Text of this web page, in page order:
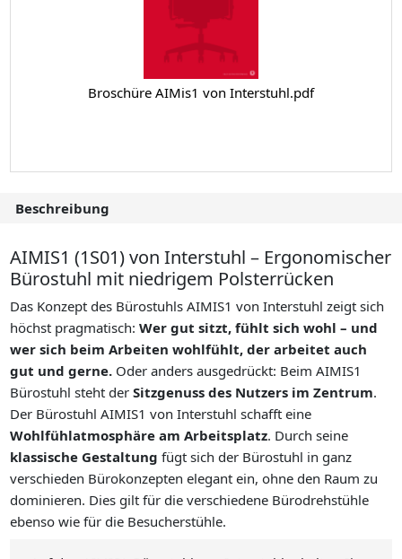
Broschüre AIMis1 von Interstuhl.pdf
Beschreibung
AIMIS1 (1S01) von Interstuhl – Ergonomischer
Bürostuhl mit niedrigem Polsterrücken
Das Konzept des Bürostuhls AIMIS1 von Interstuhl zeigt sich
höchst pragmatisch:Wer gut sitzt, fühlt sich wohl – und
wer sich beim Arbeiten wohlfühlt, der arbeitet auch
gut und gerne. Oder anders ausgedrückt: Beim AIMIS1
Bürostuhl steht derSitzgenuss des Nutzers im Zentrum.
Der Bürostuhl AIMIS1 von Interstuhl schafft eine
Wohlfühlatmosphäre am Arbeitsplatz. Durch seine
klassische Gestaltung fügt sich der Bürostuhl in ganz
verschieden Bürokonzepten elegant ein, ohne den Raum zu
dominieren. Dies gilt für die verschiedene Bürodrehstühle
ebenso wie für die Besucherstühle.